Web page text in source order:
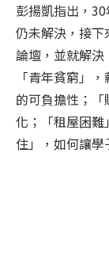
彭揚凱指出，
仍未解決，接
論壇，並就解
「青年貧窮」
的可負擔性；
化；「租屋困
住」，如何讓學